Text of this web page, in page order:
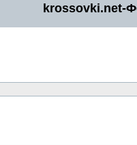
krossovki.net-